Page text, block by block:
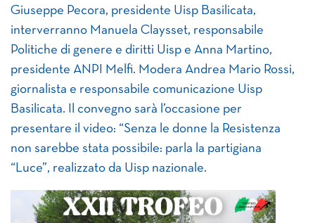
Giuseppe Pecora, presidente Uisp Basilicata,
interverranno Manuela Claysset, responsabile
Politiche di genere e diritti Uisp e Anna Martino,
presidente ANPI Melfi. Modera Andrea Mario Rossi,
giornalista e responsabile comunicazione Uisp
Basilicata. Il convegno sarà l’occasione per
presentare il video: “Senza le donne la Resistenza
non sarebbe stata possibile: parla la partigiana
“Luce”, realizzato da Uisp nazionale.